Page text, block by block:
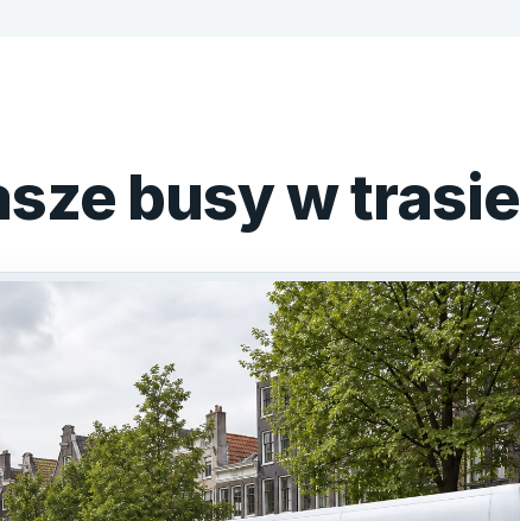
busy w trasie